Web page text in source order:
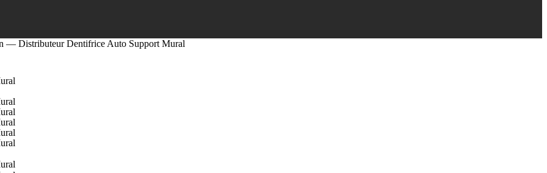
— Distributeur Dentifrice Auto Support Mural